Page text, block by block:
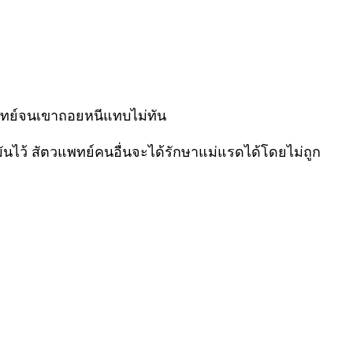
ย์จนเขาถอยหนีแทบไม่ทัน
ไว้ สัตวแพทย์คนอื่นจะได้รักษาแม่แรดได้โดยไม่ถูก